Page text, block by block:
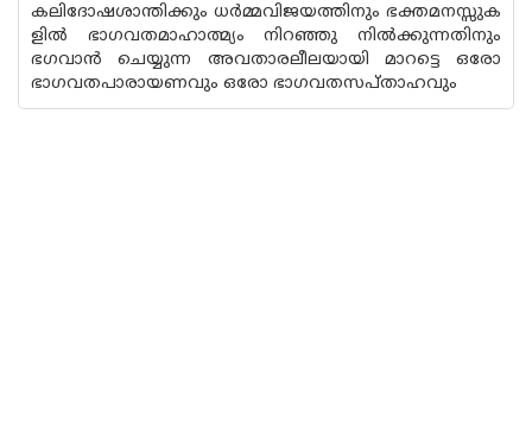
കലിദോഷശാന്തിക്കും ധർമ്മവിജയത്തിനും ഭക്തമനസ്സുക
ളിൽ ഭാഗവതമാഹാത്മ്യം നിറഞ്ഞു നിൽക്കുന്നതിനും
ഭഗവാൻ ചെയ്യുന്ന അവതാരലീലയായി മാറട്ടെ ഒരോ
ഭാഗവതപാരായണവും ഒരോ ഭാഗവതസപ്താഹവും